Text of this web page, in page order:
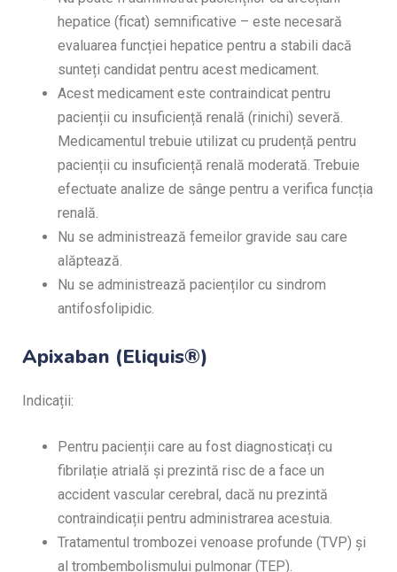
hepatice (ficat) semnificative – este necesară
evaluarea funcției hepatice pentru a stabili dacă
sunteți candidat pentru acest medicament.
Acest medicament este contraindicat pentru
pacienții cu insuficiență renală (rinichi) severă.
Medicamentul trebuie utilizat cu prudență pentru
pacienții cu insuficiență renală moderată. Trebuie
efectuate analize de sânge pentru a verifica funcția
renală.
Nu se administrează femeilor gravide sau care
alăptează.
Nu se administrează pacienților cu sindrom
antifosfolipidic.
Apixaban (Eliquis®)
Indicații:
Pentru pacienții care au fost diagnosticați cu
fibrilație atrială și prezintă risc de a face un
accident vascular cerebral, dacă nu prezintă
contraindicații pentru administrarea acestuia.
Tratamentul trombozei venoase profunde (TVP) și
al trombembolismului pulmonar (TEP).